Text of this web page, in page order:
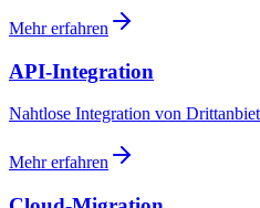
Mehr erfahren
API-Integration
Nahtlose Integration von
Mehr erfahren